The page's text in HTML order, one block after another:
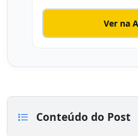
Ver na
Conteúdo do Post